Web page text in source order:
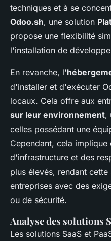
techniques et à se
Odoo.sh, une solution
propose une flexibilité
l'installation de
En revanche, l'
d'installer et d'exécuter
locaux. Cela offre aux
sur leur environnement,
celles possédant une
Cependant, cela
d'infrastructure et des
plus élevés, rendant
entreprises avec des
ou de sécurité.
Analyse des solutions
Les solutions SaaS et